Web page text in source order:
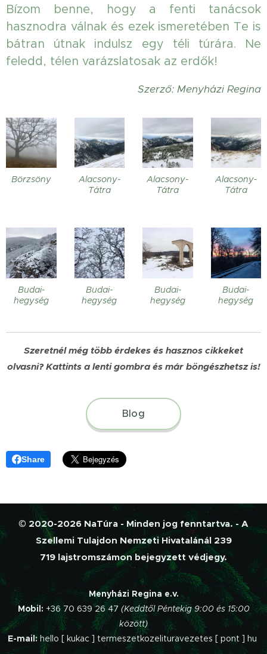
Bízom benne, hogy a fenti tanácsok
hasznodra válnak és ezek ismeretében Te is
bátran útnak indulsz egy téli túrára. Ne
feledd, télen varázslatosak az erdők!
Szerző: Menyházi Regina
Börzsöny
Alacsony-
Tátra
Alacsony-
Tátra
Alacsony-
Tátra
Budai-
hegység
Budai-
hegység
Budai-
hegység
Budai-
hegység
Szeretnél még több érdekes és hasznos cikkeket
olvasni?Kattints a lenti gombra és már böngészhetsz is!
Blog
Share
© 2020-2026 NaTúra - Minden jog fenntartva. - A
Szellemi Tulajdon Nemzeti Hivatalánál 239
719 lajstromszámon bejegyzett védjegy.
Menyházi Regina e.v.
Mobil: +36 70 639 26 47 (Keddtől Péntekig 9:00 és 15:00
között)
E-mail:hello [ kukac ] termeszetkozelituravezetes [ pont ] hu